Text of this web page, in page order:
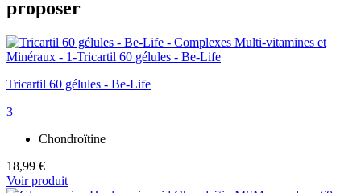
proposer
Tricartil 60 gélules - Be-Life
3
Chondroïtine
18,99 €
Voir produit